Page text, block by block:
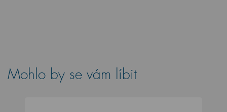
Mohlo by se vám líbit